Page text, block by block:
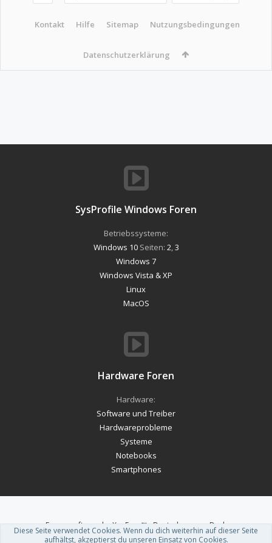
Kontakt Hilfe Sitemap Nutzungsbedingungen
Datenschutzerklärung
SysProfile Windows Foren
Betriebssysteme:
Windows 10Seiten: 2 3
Windows 7
Windows Vista & XP
Linux
MacOS
Hardware Foren
Hardware:
Software und Treiber
Hardwareprobleme
Systeme
Notebooks
Smartphones
Forum software by XenForo™-Deutsch von xenDach
Theme designed byThemeHouse .
Diese Seite verwendet Cookies. Wenn du dich weiterhin auf dieser Seite
aufhältst, akzeptierst du unseren Einsatz von Cookies.